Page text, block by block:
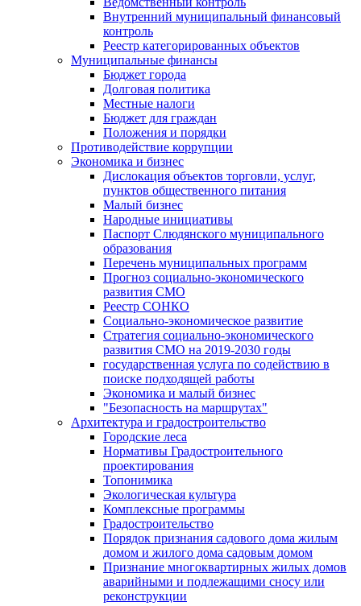
Внутренний муниципальный финансовый
контроль
Реестр категорированных объектов
Муниципальные финансы
Бюджет города
Долговая политика
Местные налоги
Бюджет для граждан
Положения и порядки
Противодействие коррупции
Экономика и бизнес
Дислокация объектов торговли, услуг,
пунктов общественного питания
Малый бизнес
Народные инициативы
Паспорт Слюдянского муниципального
образования
Перечень муниципальных программ
Прогноз социально-экономического
развития СМО
Реестр СОНКО
Социально-экономическое развитие
Стратегия социально-экономического
развития СМО на 2019-2030 годы
государственная услуга по содействию в
поиске подходящей работы
Экономика и малый бизнес
"Безопасность на маршрутах"
Архитектура и градостроительство
Городские леса
Нормативы Градостроительного
проектирования
Топонимика
Экологическая культура
Комплексные программы
Градостроительство
Порядок признания садового дома жилым
домом и жилого дома садовым домом
Признание многоквартирных жилых домов
аварийными и подлежащими сносу или
реконструкции